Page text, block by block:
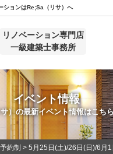
ションはRe;Sa（リサ）へ
リノベーション専門店
一級建築士事務所
イベント情報
）の最新イベント情報はこち
予約制 > 5月25日(土)/26日(日)/6月